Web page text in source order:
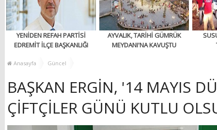
YENİDEN REFAH PARTİSİ
EDREMİT İLÇE BAŞKANLIĞI
AÇILIYOR!
AYVALIK, TARİHİ GÜMRÜK
MEYDANI'NA KAVUŞTU
Anasayfa Güncel
BAŞKAN ERGİN, '14 MAYIS
ÇİFTÇİLER GÜNÜ KUTLU